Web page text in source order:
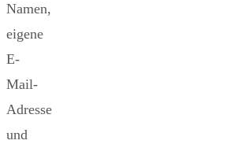
Namen,
eigene
E-
Mail-
Adresse
und